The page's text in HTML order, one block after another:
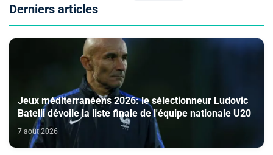
Derniers articles
Jeux méditerranéens 2026: le sélectionneur Ludovic
Batelli dévoile la liste finale de l'équipe nationale U20
7 août 2026